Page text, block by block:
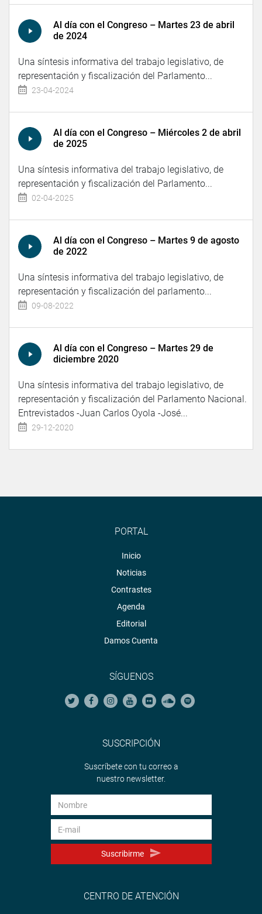
Al día con el Congreso – Martes 23 de abril
de 2024
Una síntesis informativa del trabajo legislativo, de
representación y fiscalización del Parlamento...
23-04-2024
Al día con el Congreso – Miércoles 2 de abril
de 2025
Una síntesis informativa del trabajo legislativo, de
representación y fiscalización del Parlamento...
02-04-2025
Al día con el Congreso – Martes 9 de agosto
de 2022
Una síntesis informativa del trabajo legislativo, de
representación y fiscalización del parlamento...
09-08-2022
Al día con el Congreso – Martes 29 de
diciembre 2020
Una síntesis informativa del trabajo legislativo, de
representación y fiscalización del Parlamento Nacional.
Entrevistados -Juan Carlos Oyola -José...
29-12-2020
PORTAL
Inicio
Noticias
Contrastes
Agenda
Editorial
Damos Cuenta
SÍGUENOS
SUSCRIPCIÓN
Suscríbete con tu correo a
nuestro newsletter.
Suscribirme
CENTRO DE ATENCIÓN